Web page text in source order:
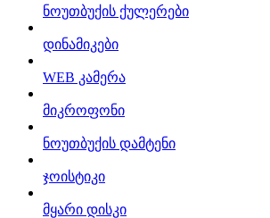
ნოუთბუქის ქულერები
დინამიკები
WEB კამერა
მიკროფონი
ნოუთბუქის დამტენი
ჯოისტიკი
მყარი დისკი